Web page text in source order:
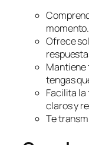
momento.
Ofrece
Mantiene
tengas
Facilita
claros y
Te